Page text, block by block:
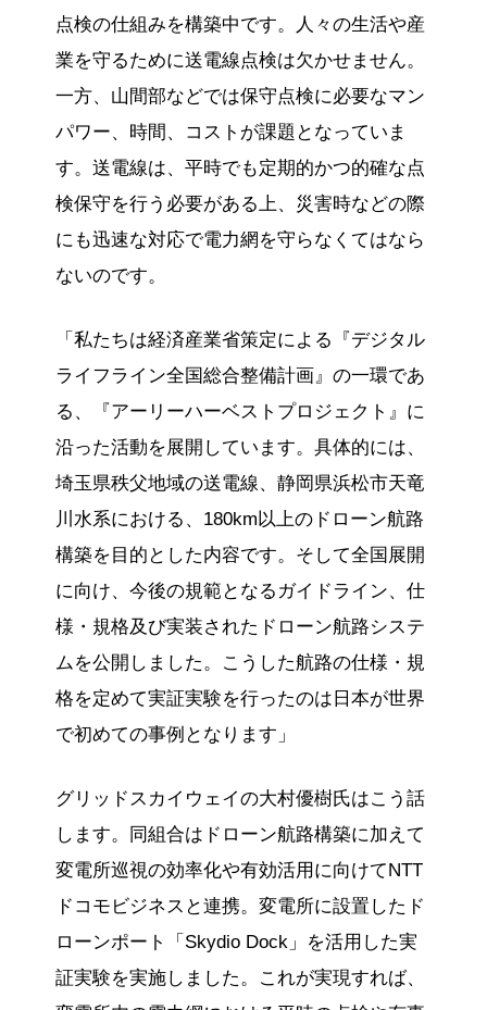
点検の仕組みを構築中です。人々の生活や産
業を守るために送電線点検は欠かせません。
一方、山間部などでは保守点検に必要なマン
パワー、時間、コストが課題となっていま
す。送電線は、平時でも定期的かつ的確な点
検保守を行う必要がある上、災害時などの際
にも迅速な対応で電力網を守らなくてはなら
ないのです。
「私たちは経済産業省策定による『デジタル
ライフライン全国総合整備計画』の一環であ
る、『アーリーハーベストプロジェクト』に
沿った活動を展開しています。具体的には、
埼玉県秩父地域の送電線、静岡県浜松市天竜
川水系における、180km以上のドローン航路
構築を目的とした内容です。そして全国展開
に向け、今後の規範となるガイドライン、仕
様・規格及び実装されたドローン航路システ
ムを公開しました。こうした航路の仕様・規
格を定めて実証実験を行ったのは日本が世界
で初めての事例となります」
グリッドスカイウェイの大村優樹氏はこう話
します。同組合はドローン航路構築に加えて
変電所巡視の効率化や有効活用に向けてNTT
ドコモビジネスと連携。変電所に設置したド
ローンポート「Skydio Dock」を活用した実
証実験を実施しました。これが実現すれば、